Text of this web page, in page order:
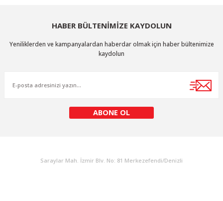
HABER BÜLTENİMİZE KAYDOLUN
Yeniliklerden ve kampanyalardan haberdar olmak için haber bültenimize
kaydolun
ABONE OL
Saraylar Mah. İzmir Blv. No: 81 Merkezefendi/Denizli